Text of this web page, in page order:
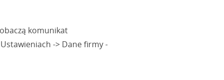
komunikat
-> Dane firmy -